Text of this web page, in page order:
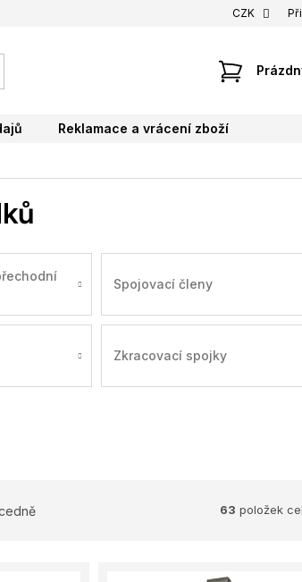
CZK
Reklamace a vrácení zboží
Spojovací členy
Zkracovací spojky
63 položek